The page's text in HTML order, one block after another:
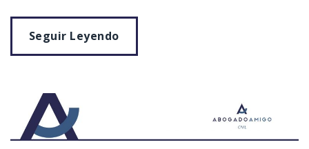
Seguir Leyendo